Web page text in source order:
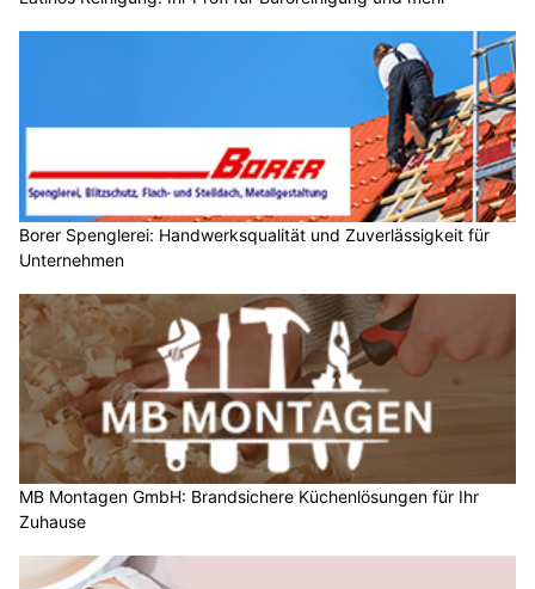
Borer Spenglerei: Handwerksqualität und Zuverlässigkeit für
Unternehmen
MB Montagen GmbH: Brandsichere Küchenlösungen für Ihr
Zuhause